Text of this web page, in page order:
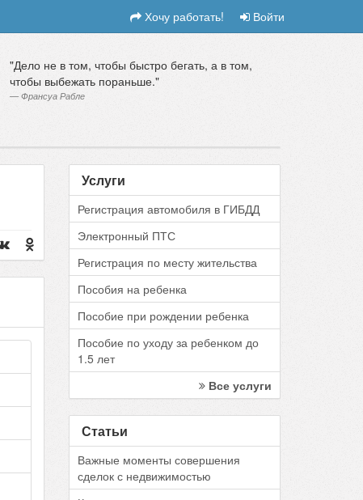
Хочу работать! Войти
Дело не в том, чтобы быстро бегать, а в том,
чтобы выбежать пораньше.
Франсуа Рабле
Услуги
Регистрация автомобиля в ГИБДД
Электронный ПТС
Регистрация по месту жительства
Пособия на ребенка
Пособие при рождении ребенка
Пособие по уходу за ребенком до
1.5 лет
Все услуги
Статьи
Важные моменты совершения
сделок с недвижимостью